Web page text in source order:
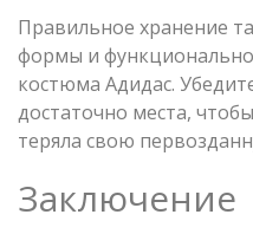
Правильное хранение
формы и
костюма Адидас.
достаточно места,
теряла свою
Заключение